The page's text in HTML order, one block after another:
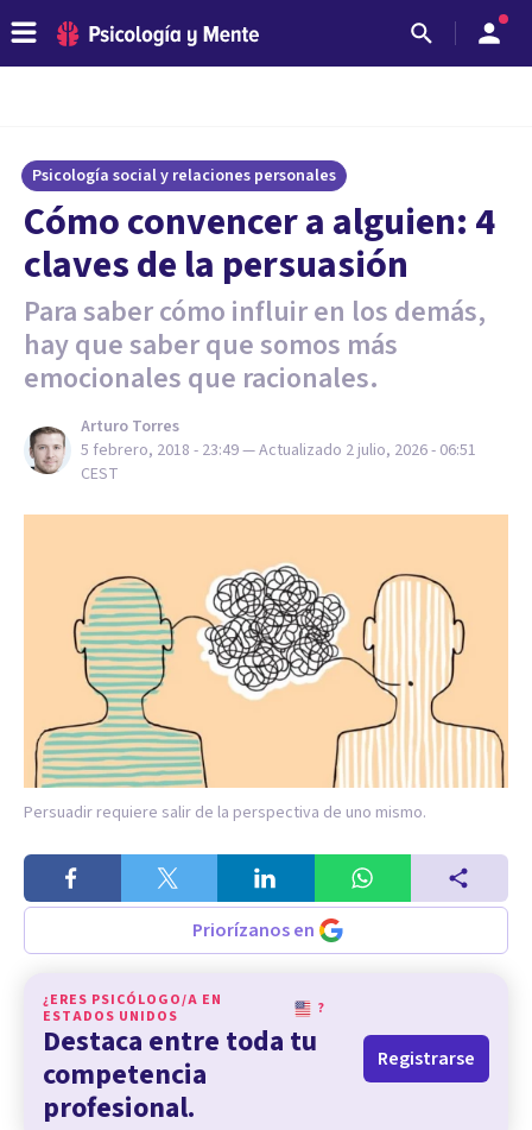
Psicología social y relaciones personales
Cómo convencer a alguien: 4
claves de la persuasión
Para saber cómo influir en los demás,
hay que saber que somos más
emocionales que racionales.
Arturo Torres
5 febrero, 2018 - 23:49— Actualizado 2 julio, 2026 - 06:51
CEST
Persuadir requiere salir de la perspectiva de uno mismo.
Priorízanos en
¿ERES PSICÓLOGO/A EN
ESTADOS UNIDOS
?
Destaca entre toda tu
competencia
profesional.
Registrarse